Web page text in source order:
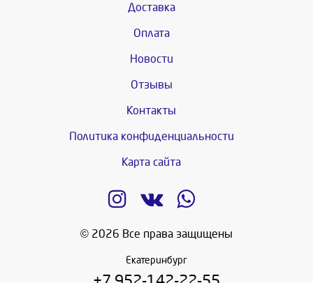
Доставка
Оплата
Новости
Отзывы
Контакты
Политика конфиденциальности
Карта сайта
© 2026 Все права защищены
Екатеринбург